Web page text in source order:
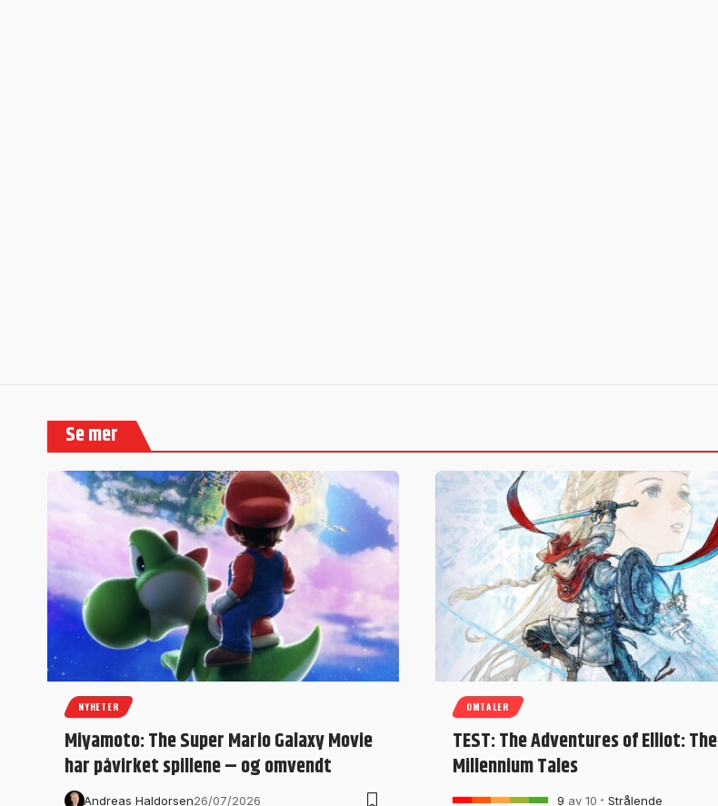
Se mer
NYHETER
Miyamoto: The Super Mario Galaxy Movie
har påvirket spillene – og omvendt
Andreas Haldorsen26/07/2026
OMTALER
TEST: The Adventures of Elliot: The
Millennium Tales
9 av 10 Strålende